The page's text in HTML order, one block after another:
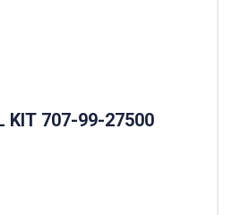
KIT 707-99-27500